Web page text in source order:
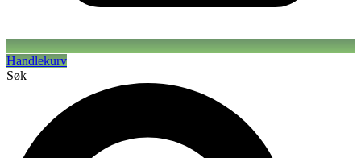
Handlekurv
Søk